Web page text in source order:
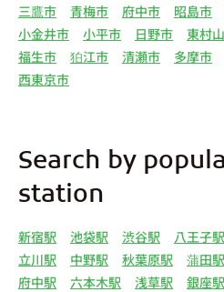
三鷹市
青梅市 府中市 昭島市
小金井市
小平市 日野市 東村
福生市
狛江市 清瀬市 多摩市
西東京市
Search by
station
新宿駅 池袋駅 渋谷駅 八王子駅
立川駅
中野駅 秋葉原駅 蒲田駅
府中駅
六本木駅 浅草駅 銀座駅